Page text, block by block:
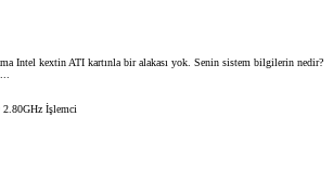
Intel kextin ATI kartınla bir alakası yok. Senin sistem bilgilerin nedir?
İşlemci